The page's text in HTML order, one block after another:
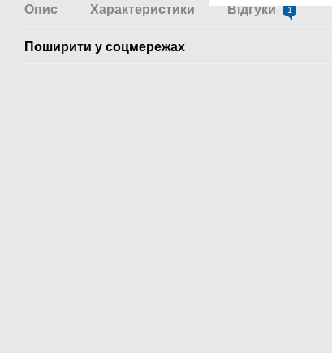
Опис Характеристики Відгуки 1
Поширити у соцмережах